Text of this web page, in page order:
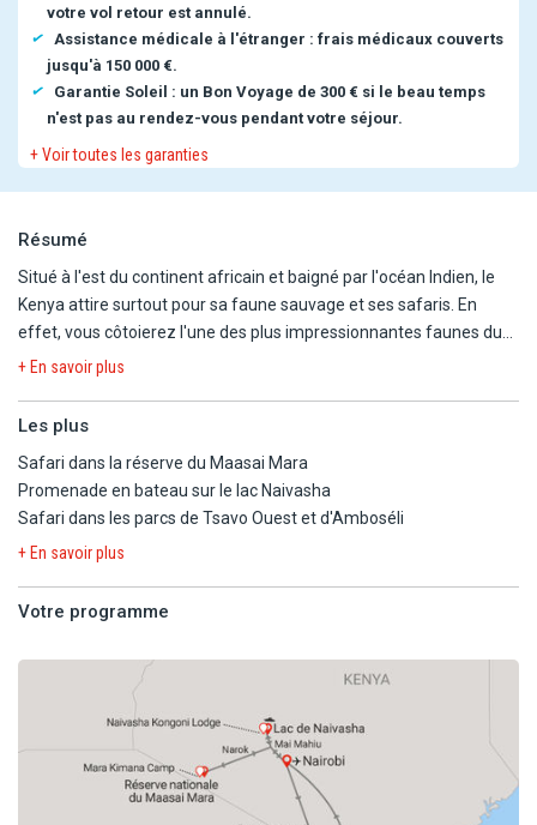
votre vol retour est annulé.
Assistance médicale à l'étranger : frais médicaux couverts
jusqu'à 150 000 €.
Garantie Soleil : un Bon Voyage de 300 € si le beau temps
n'est pas au rendez-vous pendant votre séjour.
+ Voir toutes les garanties
Résumé
Situé à l'est du continent africain et baigné par l'océan Indien, le
Kenya attire surtout pour sa faune sauvage et ses safaris. En
effet, vous côtoierez l'une des plus impressionnantes faunes du
globe (lion, léopard, éléphant, rhinocéros, buffle…). Pays de tous les
cocotiers, savane, forêt équatoriale et désert. De nombreux sites
nationaux et les réserves sont une véritable invitation à la
découverte.
Le circuit proposé vous fera découvrir des sites uniques
cœur d'un pays riche et fascinant.
+ En savoir plus
Les plus
Safari dans la réserve du Maasai Mara
Promenade en bateau sur le lac Naivasha
Safari dans les parcs de Tsavo Ouest et d'Amboséli
+ En savoir plus
Votre programme